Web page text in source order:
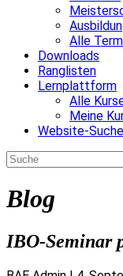
Alle
Downloads
Ranglisten
Lernplattform
Alle
Meine
Website-
Blog
IBO-Seminar